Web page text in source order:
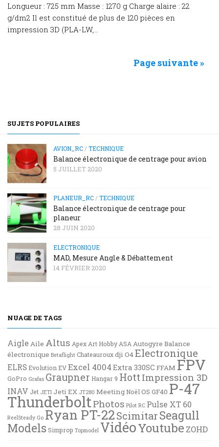
Longueur : 725 mm Masse : 1270 g Charge alaire : 22
g/dm2 Il est constitué de plus de 120 pièces en
impression 3D (PLA-LW,...
Page suivante »
SUJETS POPULAIRES
AVION_RC /TECHNIQUE
Balance électronique de centrage pour avion
5 JUILLET 2020
PLANEUR_RC /TECHNIQUE
Balance électronique de centrage pour
planeur
28 JUIN 2020
ELECTRONIQUE
MAD, Mesure Angle & Débattement
14 FÉVRIER 2020
NUAGE DE TAGS
Aigle Aile Altus Apex Art Hobby ASA Autogyre Balance
électronique Betaflight Chateaurouxdji O4Electronique
ELRS Evolution EVExcel 4004 Extra 330SC FFAM FPV
GoPro Grafas Graupner Hangar 9 Hott Impression 3D
INAV Jet JETI Jeti EX JT280 Meeting Noël OS GF40 P-47
ThunderboltPhotos Pilot RC Pulse XT 60
ReelSteady Go Ryan PT-22ScimitarSeagull
ModelsSimprop Topmodel VidéoYoutube ZOHD